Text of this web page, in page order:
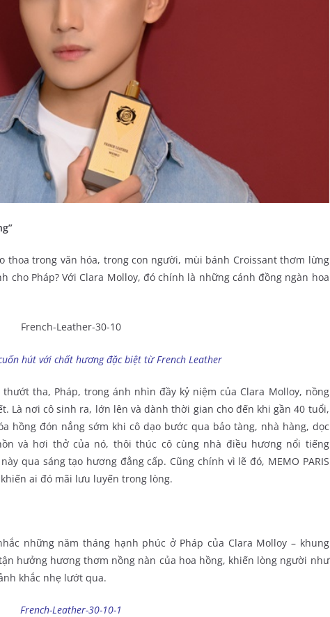
thoa trong văn hóa, trong con người, mùi bánh Croissant thơm lừng
cho Pháp? Với Clara Molloy, đó chính là những cánh đồng ngàn hoa
hút với chất hương đặc biệt từ French Leather
tha, Pháp, trong ánh nhìn đầy kỷ niệm của Clara Molloy, nồng
Là nơi cô sinh ra, lớn lên và dành thời gian cho đến khi gần 40 tuổi,
hồng đón nắng sớm khi cô dạo bước qua bảo tàng, nhà hàng, dọc
và hơi thở của nó, thôi thúc cô cùng nhà điều hương nổi tiếng
qua sáng tạo hương đẳng cấp. Cũng chính vì lẽ đó, MEMO PARIS
ai đó mãi lưu luyến trong lòng.
những năm tháng hạnh phúc ở Pháp của Clara Molloy – khung
hưởng hương thơm nồng nàn của hoa hồng, khiến lòng người như
khắc nhẹ lướt qua.